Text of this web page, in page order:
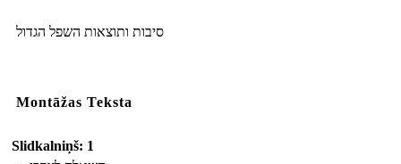
סיבות ותוצאות השפל הגדול
Montāžas Teksta
Slidkalniņš: 1